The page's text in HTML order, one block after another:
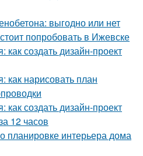
выгодно или нет
попробовать в Ижевске
как создать дизайн-проект
как нарисовать план
как создать дизайн-проект
12 часов
планировке интерьера дома